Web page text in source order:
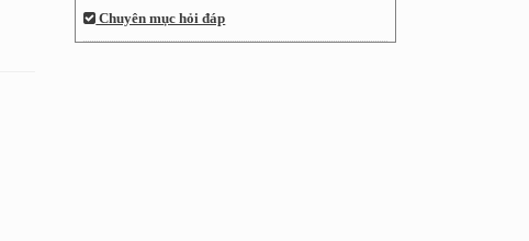
Chuyên mục hỏi đáp